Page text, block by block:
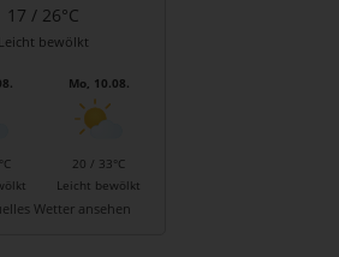
17 / 26°C
Leicht bewölkt
Mo, 10.08.
20 / 33°C
Leicht bewölkt
Wetter ansehen